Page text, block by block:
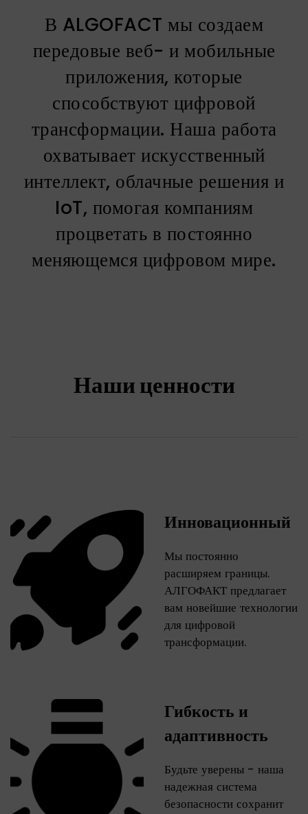
В ALGOFACT мы создаем
передовые веб- и мобильные
приложения, которые
способствуют цифровой
трансформации. Наша работа
охватывает искусственный
интеллект, облачные решения и
IoT, помогая компаниям
процветать в постоянно
меняющемся цифровом мире.
Наши ценности
Инновационный
Мы постоянно
расширяем границы.
АЛГОФАКТ предлагает
вам новейшие технологии
для цифровой
трансформации.
Гибкость и
адаптивность
Будьте уверены - наша
надежная система
безопасности сохранит